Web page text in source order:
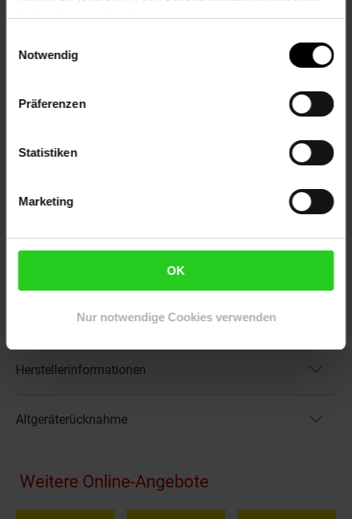
ändern bzw. widerrufen.
Notwendig
Präferenzen
Statistiken
Marketing
OK
Nur notwendige Cookies verwenden
2 x Kaminverkleidung
2 Aktivkohlefilter
Mehrsprachige Bedienungsanleitung
Abmessungen:
Länge Stromkabel: ca. 120 cm
Artikelnummer: 2858400000
Artikel gehört zur Kategorie:Dunstabzugshauben
Versandinformationen
Herstellerinformationen
Altgeräterücknahme
Fußzeile
Weitere Online-Angebote